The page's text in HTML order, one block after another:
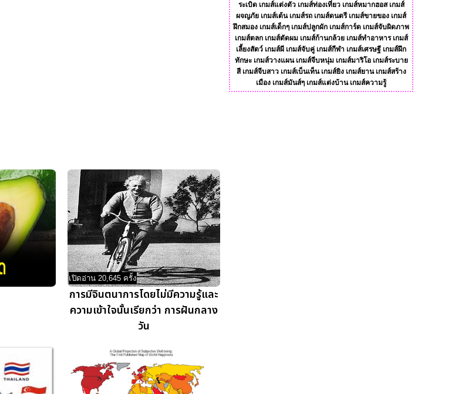
เปิดอ่าน 20,645 ครั้ง
การมีจินตนาการโดยไม่มีความรู้และ
ความเข้าใจนั้นเรียกว่า การฝันกลาง
วัน
ระเบิด เกมส์แต่งตัว เกมส์ท่องเที่ยว เกมส์หมากฮอส เกมส์
ผจญภัย เกมส์เต้น เกมส์รถ เกมส์ดนตรี เกมส์ขายของ เกมส์
ฝึกสมอง เกมส์เด็กๆ เกมส์ปลูกผัก เกมส์การ์ด เกมส์จับผิดภาพ
เกมส์ตลก เกมส์ตัดผม เกมส์ก้านกล้วย เกมส์ทําอาหาร เกมส์
เลี้ยงสัตว์ เกมส์ผี เกมส์จับคู่ เกมส์กีฬา เกมส์เศรษฐี เกมส์ฝึก
ทักษะ เกมส์วางแผน เกมส์จีบหนุ่ม เกมส์มาริโอ เกมส์ระบาย
สี เกมส์จีบสาว เกมส์เบ็นเท็น เกมส์ยิง เกมส์ยาน เกมส์สร้าง
เมือง เกมส์มันส์ๆ เกมส์แต่งบ้าน เกมส์ความรู้